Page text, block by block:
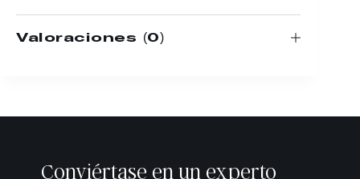
Valoraciones (0)
Conviértase en un experto